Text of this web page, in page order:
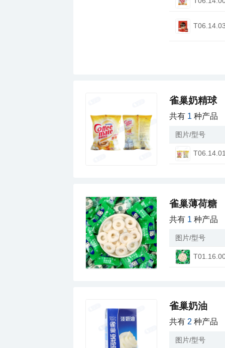
雀巢奶精球
共有 1 种产品
图片/型号
雀巢薄荷糖
共有 1 种产品
图片/型号
雀巢奶油
共有 2 种产品
图片/型号